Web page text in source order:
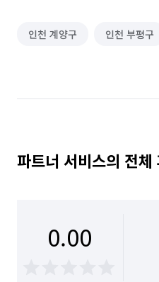
인천 계양구 인천 부평구
파트너 서비스의 전체
0.00